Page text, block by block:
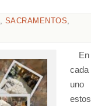
, SACRAMENTOS,
En
cada
uno
estos